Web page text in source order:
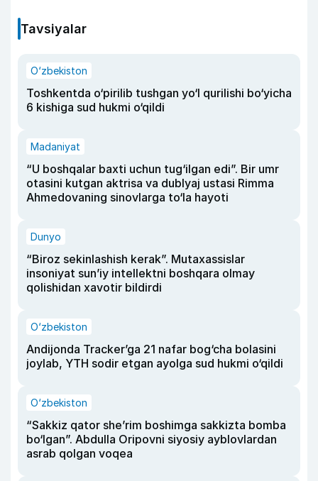
Tavsiyalar
O‘zbekiston
Toshkentda o‘pirilib tushgan yo‘l qurilishi bo‘yicha
6 kishiga sud hukmi o‘qildi
Madaniyat
“U boshqalar baxti uchun tug‘ilgan edi”. Bir umr
otasini kutgan aktrisa va dublyaj ustasi Rimma
Ahmedovaning sinovlarga to‘la hayoti
Dunyo
“Biroz sekinlashish kerak”. Mutaxassislar
insoniyat sun’iy intellektni boshqara olmay
qolishidan xavotir bildirdi
O‘zbekiston
Andijonda Tracker’ga 21 nafar bog‘cha bolasini
joylab, YTH sodir etgan ayolga sud hukmi o‘qildi
O‘zbekiston
“Sakkiz qator she’rim boshimga sakkizta bomba
bo‘lgan”. Abdulla Oripovni siyosiy ayblovlardan
asrab qolgan voqea